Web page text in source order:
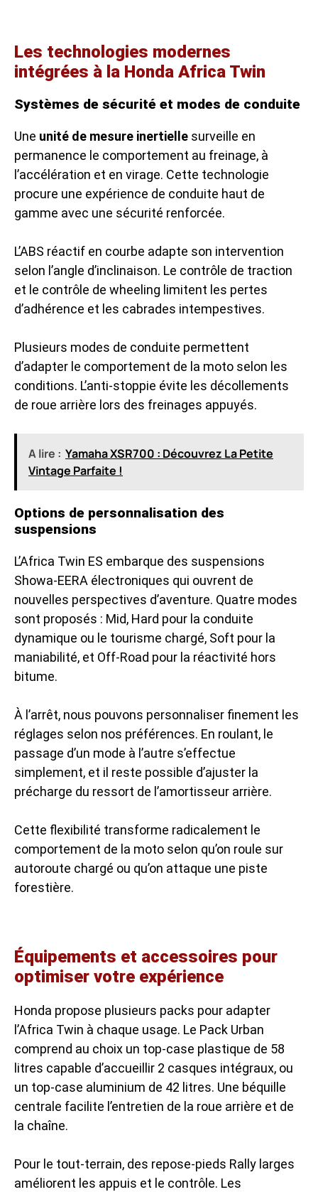
Les technologies modernes
intégrées à la Honda Africa Twin
Systèmes de sécurité et modes de conduite
Une unité de mesure inertielle surveille en
permanence le comportement au freinage, à
l’accélération et en virage. Cette technologie
procure une expérience de conduite haut de
gamme avec une sécurité renforcée.
L’ABS réactif en courbe adapte son intervention
selon l’angle d’inclinaison. Le contrôle de traction
et le contrôle de wheeling limitent les pertes
d’adhérence et les cabrades intempestives.
Plusieurs modes de conduite permettent
d’adapter le comportement de la moto selon les
conditions. L’anti-stoppie évite les décollements
de roue arrière lors des freinages appuyés.
A lire : Yamaha XSR700 : Découvrez La Petite
Vintage Parfaite !
Options de personnalisation des
suspensions
L’Africa Twin ES embarque des suspensions
Showa-EERA électroniques qui ouvrent de
nouvelles perspectives d’aventure. Quatre modes
sont proposés : Mid, Hard pour la conduite
dynamique ou le tourisme chargé, Soft pour la
maniabilité, et Off-Road pour la réactivité hors
bitume.
À l’arrêt, nous pouvons personnaliser finement les
réglages selon nos préférences. En roulant, le
passage d’un mode à l’autre s’effectue
simplement, et il reste possible d’ajuster la
précharge du ressort de l’amortisseur arrière.
Cette flexibilité transforme radicalement le
comportement de la moto selon qu’on roule sur
autoroute chargé ou qu’on attaque une piste
forestière.
Équipements et accessoires pour
optimiser votre expérience
Honda propose plusieurs packs pour adapter
l’Africa Twin à chaque usage. Le Pack Urban
comprend au choix un top-case plastique de 58
litres capable d’accueillir 2 casques intégraux, ou
un top-case aluminium de 42 litres. Une béquille
centrale facilite l’entretien de la roue arrière et de
la chaîne.
Pour le tout-terrain, des repose-pieds Rally larges
améliorent les appuis et le contrôle. Les